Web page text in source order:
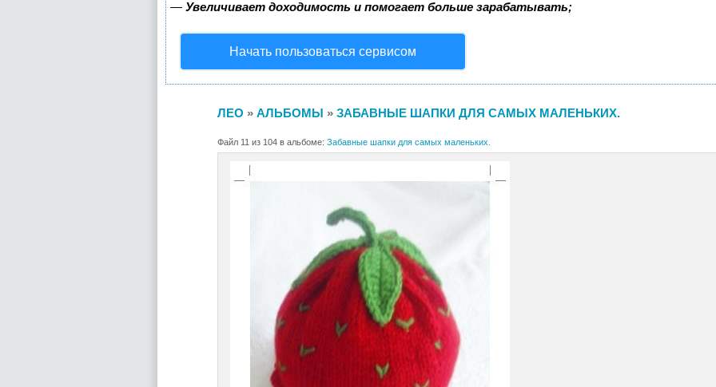
— Увеличивает доходимость и помогает больше зарабатывать;
Начать пользоваться сервисом
ЛЕО » АЛЬБОМЫ » ЗАБАВНЫЕ ШАПКИ ДЛЯ САМЫХ МАЛЕНЬКИХ.
Файл 11 из 104 в альбоме: Забавные шапки для самых маленьких.